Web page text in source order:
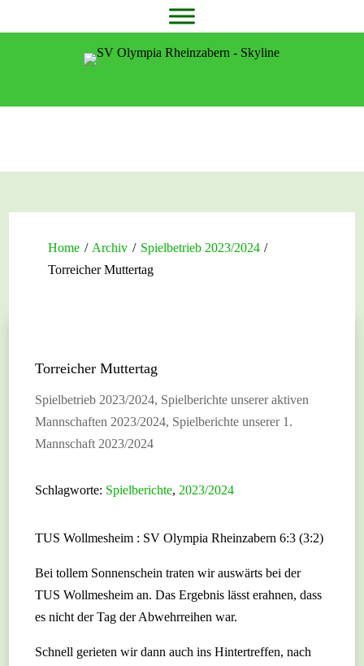
Home / Archiv / Spielbetrieb 2023/2024 /
Torreicher Muttertag
Torreicher Muttertag
Spielbetrieb 2023/2024, Spielberichte unserer aktiven
Mannschaften 2023/2024, Spielberichte unserer 1.
Mannschaft 2023/2024
Schlagworte: Spielberichte, 2023/2024
TUS Wollmesheim : SV Olympia Rheinzabern 6:3 (3:2)
Bei tollem Sonnenschein traten wir auswärts bei der
TUS Wollmesheim an. Das Ergebnis lässt erahnen, dass
es nicht der Tag der Abwehrreihen war.
Schnell gerieten wir dann auch ins Hintertreffen, nach